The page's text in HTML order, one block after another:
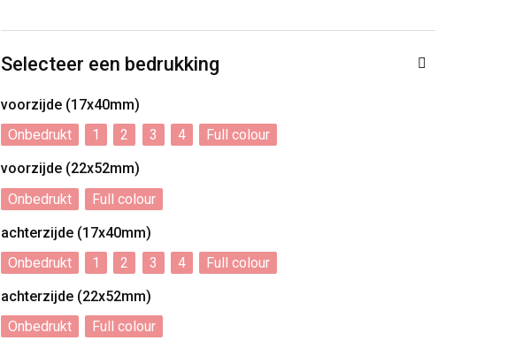
Selecteer een bedrukking
voorzijde (17x40mm)
Onbedrukt
1 2 3 4
Full colour
voorzijde (22x52mm)
Onbedrukt
Full colour
achterzijde (17x40mm)
Onbedrukt
1 2 3 4
Full colour
achterzijde (22x52mm)
Onbedrukt
Full colour